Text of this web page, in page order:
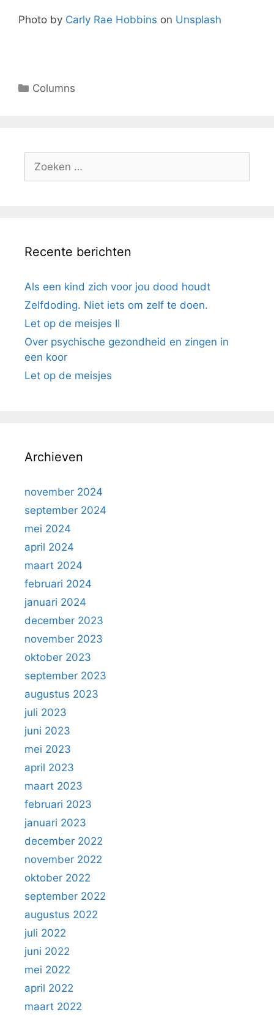
Photo by Carly Rae Hobbins on Unsplash
Columns
Recente berichten
Als een kind zich voor jou dood houdt
Zelfdoding. Niet iets om zelf te doen.
Let op de meisjes II
Over psychische gezondheid en zingen in
een koor
Let op de meisjes
Archieven
november 2024
september 2024
mei 2024
april 2024
maart 2024
februari 2024
januari 2024
december 2023
november 2023
oktober 2023
september 2023
augustus 2023
juli 2023
juni 2023
mei 2023
april 2023
maart 2023
februari 2023
januari 2023
december 2022
november 2022
oktober 2022
september 2022
augustus 2022
juli 2022
juni 2022
mei 2022
april 2022
maart 2022